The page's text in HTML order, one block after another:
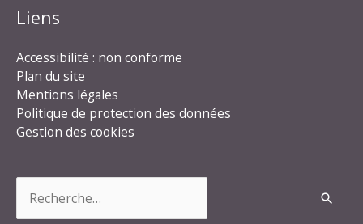
Liens
Accessibilité : non conforme
Plan du site
Mentions légales
Politique de protection des données
Gestion des cookies